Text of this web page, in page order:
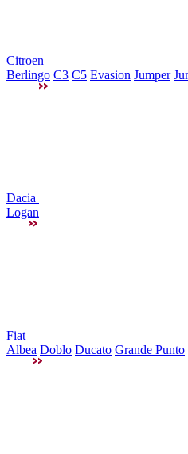
Citroen
Berlingo C3 C5 Evasion Jumper
Dacia
Logan
Fiat
Albea Doblo Ducato Grande Punto